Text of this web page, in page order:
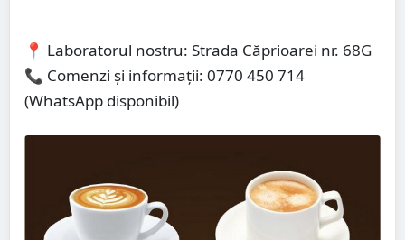
📍 Laboratorul nostru: Strada Căprioarei nr. 68G
📞 Comenzi și informații: 0770 450 714
(WhatsApp disponibil)